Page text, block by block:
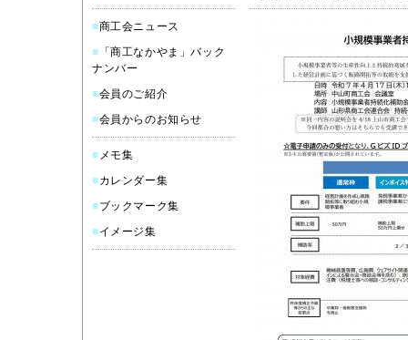
■商工会ニュース
■ 「商工なかやま」バック
ナンバー
■会員のご紹介
■会員からのお知らせ
■ メモ集
■カレンダー集
■ブックマーク集
■イメージ集